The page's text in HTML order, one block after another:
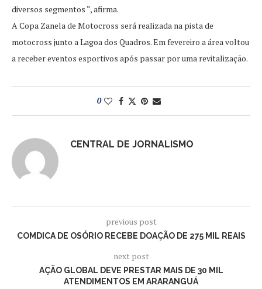
diversos segmentos “, afirma.
A Copa Zanela de Motocross será realizada na pista de
motocross junto a Lagoa dos Quadros. Em fevereiro a área voltou
a receber eventos esportivos após passar por uma revitalização.
0
CENTRAL DE JORNALISMO
previous post
COMDICA DE OSÓRIO RECEBE DOAÇÃO DE 275 MIL REAIS
next post
AÇÃO GLOBAL DEVE PRESTAR MAIS DE 30 MIL
ATENDIMENTOS EM ARARANGUÁ